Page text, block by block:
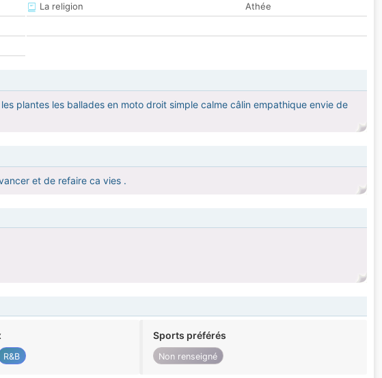
La religion
Athée
plantes les ballades en moto droit simple calme câlin empathique envie de
et de refaire ca vies .
R&B
Sports préférés
Non renseigné